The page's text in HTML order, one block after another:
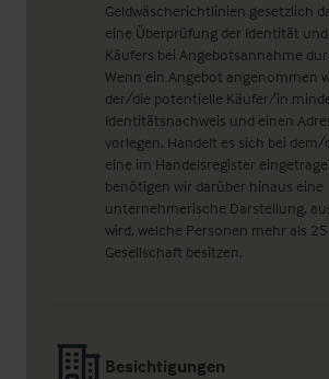
Geldwäscherichtlinien gesetzlich
eine Überprüfung der Identität und
Käufers bei Angebotsannahme
Wenn ein Angebot angenommen
der/die potentielle Käufer/in
Identitätsnachweis und einen
vorlegen. Handelt es sich bei
eine im Handelsregister
benötigen wir darüber hinaus eine
unternehmerische Darstellung,
wird, welche Personen mehr als
Gesellschaft besitzen.
Besichtigungen